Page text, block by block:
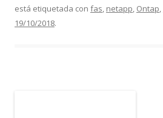
está etiquetada con fas, netapp, Ontap,
19/10/2018.